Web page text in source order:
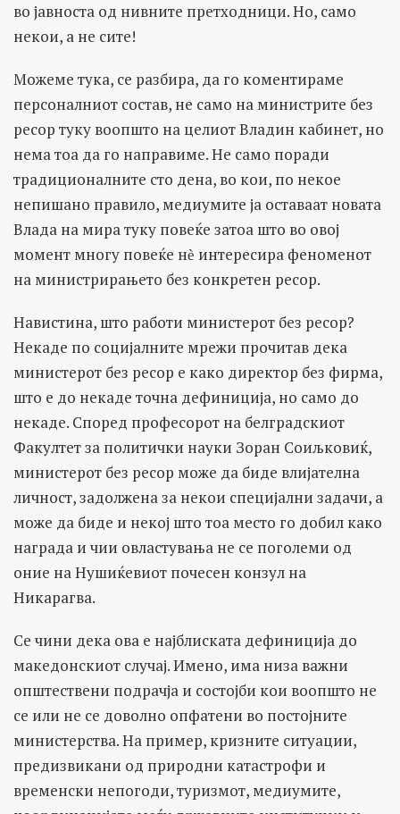
во јавноста од нивните претходници. Но, само
некои, а не сите!
Можеме тука, се разбира, да го коментираме
персоналниот состав, не само на министрите без
ресор туку воопшто на целиот Владин кабинет, но
нема тоа да го направиме. Не само поради
традиционалните сто дена, во кои, по некое
непишано правило, медиумите ја оставаат новата
Влада на мира туку повеќе затоа што во овој
момент многу повеќе нѐ интересира феноменот
на министрирањето без конкретен ресор.
Навистина, што работи министерот без ресор?
Некаде по социјалните мрежи прочитав дека
министерот без ресор е како директор без фирма,
што е до некаде точна дефиниција, но само до
некаде. Според професорот на белградскиот
Факултет за политички науки Зоран Соиљковиќ,
министерот без ресор може да биде влијателна
личност, задолжена за некои специјални задачи, а
може да биде и некој што тоа место го добил како
награда и чии овластувања не се поголеми од
оние на Нушиќевиот почесен конзул на
Никарагва.
Се чини дека ова е најблиската дефиниција до
македонскиот случај. Имено, има низа важни
општествени подрачја и состојби кои воопшто не
се или не се доволно опфатени во постојните
министерства. На пример, кризните ситуации,
предизвикани од природни катастрофи и
временски непогоди, туризмот, медиумите,